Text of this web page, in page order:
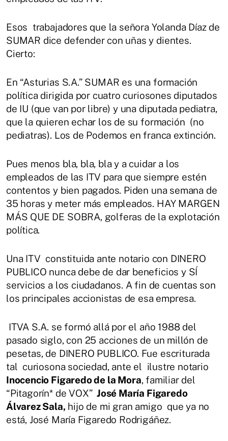
Esos trabajadores que la señora Yolanda Díaz de
SUMAR dice defender con uñas y dientes.
Cierto:
En “Asturias S.A.” SUMAR es una formación
política dirigida por cuatro curiosones diputados
de IU (que van por libre) y una diputada pediatra,
que la quieren echar los de su formación (no
pediatras). Los de Podemos en franca extinción.
Pues menos bla, bla, bla y a cuidar a los
empleados de las ITV para que siempre estén
contentos y bien pagados. Piden una semana de
35 horas y meter más empleados. HAY MARGEN
MÁS QUE DE SOBRA, golferas de la explotación
política.
Una ITV constituida ante notario con DINERO
PUBLICO nunca debe de dar beneficios y SÍ
servicios a los ciudadanos. A fin de cuentas son
los principales accionistas de esa empresa.
ITVA S.A. se formó allá por el año 1988 del
pasado siglo, con 25 acciones de un millón de
pesetas, de DINERO PUBLICO. Fue escriturada
tal curiosona sociedad, ante el ilustre notario
Inocencio Figaredo de la Mora, familiar del
“Pitagorín* de VOX” José María Figaredo
Álvarez Sala, hijo de mi gran amigo que ya no
está, José María Figaredo Rodrigáñez.